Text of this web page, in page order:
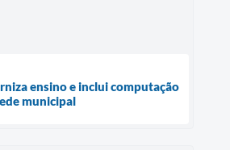
ensino e inclui computação
municipal